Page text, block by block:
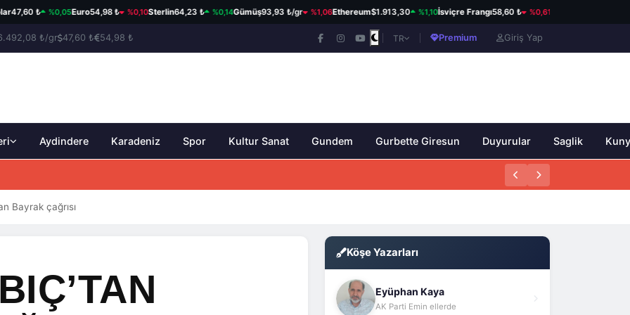
₺ %0,05Euro54,98 ₺ %0,10 Sterlin64,23 ₺ %0,14 Gümüş93,93 ₺/gr %1,06 Ethereum$1.913,30 %1,10İsviçre Frangı58,60 ₺ %0,61 Kanada Doları
₺/gr 47,60 ₺ 54,98 ₺ TR Premium Giriş Yap
Aydindere Karadeniz Spor Kultur Sanat Gundem Gurbette Giresun Duyurular Saglik
Bayrak çağrısı
Köşe Yazarları
Eyüphan Kaya
AK Parti Emin ellerde